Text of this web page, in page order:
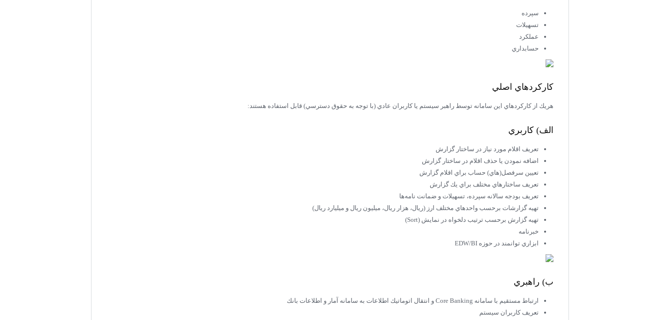
سپرده
تسهيلات
عملكرد
حسابداري
كاركردهاي اصلي
هريك از كاركردهاي اين سامانه توسط راهبر سيستم يا كاربران عادي (با توجه به حقوق دسترسي) قابل استفاده هستند:
الف) كاربري
تعريف اقلام مورد نياز در ساختار گزارش
اضافه نمودن يا حذف اقلام در ساختار گزارش
تعيين سرفصل(هاي)‌ حساب براي اقلام گزارش
تعريف ساختارهاي مختلف براي يك گزارش
تعريف بودجه سالانه سپرده، تسهيلات و ضمانت نامه‌ها
تهيه گزارشات برحسب واحدهاي مختلف ارز (ريال، هزار ريال، ميليون ريال و ميليارد ريال)
تهيه گزارش برحسب ترتيب دلخواه در نمايش (Sort)
خبرنامه
ابزاري توانمند در حوزه EDW/BI
ب) راهبري
ارتباط مستقيم با سامانه Core Banking و انتقال اتوماتيك اطلاعات به سامانه آمار و اطلاعات بانك
تعريف كاربران سيستم